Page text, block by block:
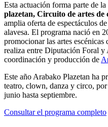
Esta actuación forma parte de
plazetan, Circuito de artes de
amplia oferta de espectáculos
alavesa. El programa nació en
promocionar las artes
realiza entre Diputación Foral
coordinación y producción de
Este año Arabako Plazetan ha
teatro, clown, danza y circo,
junio hasta septiembre.
Consultar el programa completo